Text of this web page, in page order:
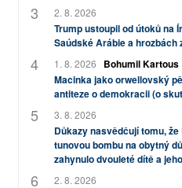
2. 8. 2026
Trump ustoupil od útoků na
Saúdské Arábie a hrozbách
1. 8. 2026
Bohumil Kartous
Macinka jako orwellovský
antiteze o demokracii (o
3. 8. 2026
Důkazy nasvědčují tomu,
tunovou bombu na obytný
zahynulo dvouleté dítě a
2. 8. 2026